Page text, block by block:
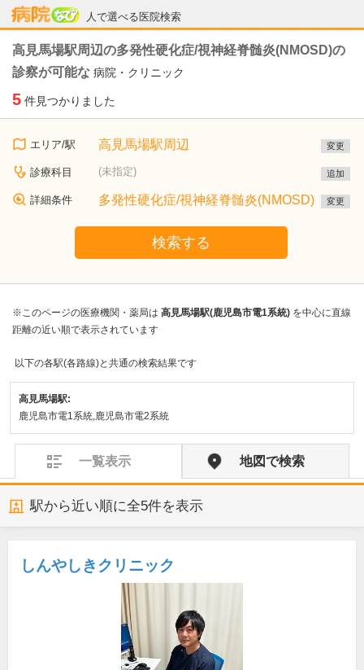
人で選べる医院検索
病院なび
高見馬場駅周辺の多発性硬化症/視神経脊髄炎(NMOSD)の
診察が可能な 病院・クリニック
5 件見つかりました
エリア/駅 高見馬場駅周辺 変更
診療科目 (未指定) 追加
詳細条件 多発性硬化症/視神経脊髄炎(NMOSD) 変更
検索する
※このページの医療機関・薬局は 高見馬場駅(鹿児島市電1系統) を中心に直線
距離の近い順で表示されています
以下の各駅(各路線)と共通の検索結果です
高見馬場駅:
鹿児島市電1系統,鹿児島市電2系統
一覧表示 地図で検索
駅から近い順に全5件を表示
しんやしきクリニック